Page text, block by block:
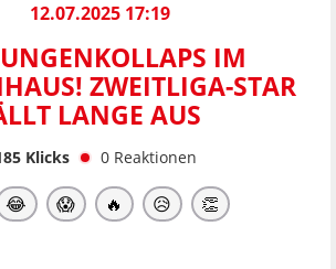
12.07.2025 17:19
IM
ZWEITLIGA-STAR
LANGE AUS
Klicks 0 Reaktionen
😂 😱 🔥 😥 👏